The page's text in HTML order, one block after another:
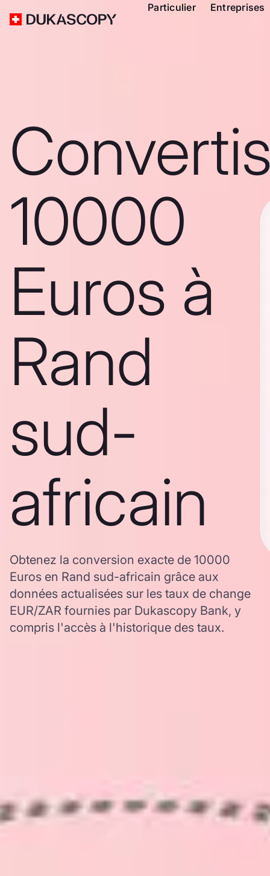
Particulier Entreprises
10000
Euros à
Rand
sud-
africain
Obtenez la conversion exacte de 10000
Euros en Rand sud-africain grâce aux
données actualisées sur les taux de change
EUR/ZAR fournies par Dukascopy Bank, y
compris l'accès à l'historique des taux.